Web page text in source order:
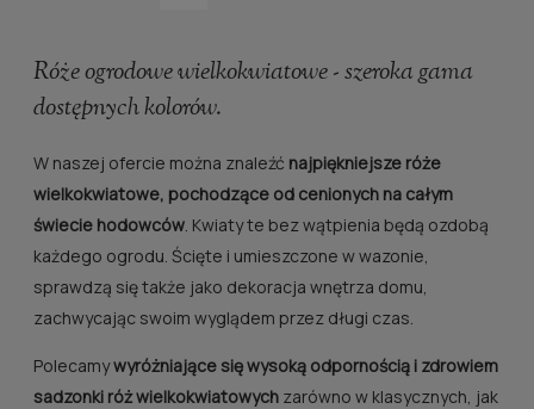
Róże ogrodowe wielkokwiatowe - szeroka gama
dostępnych kolorów.
W naszej ofercie można znaleźć najpiękniejsze róże
wielkokwiatowe, pochodzące od cenionych na całym
świecie hodowców. Kwiaty te bez wątpienia będą ozdobą
każdego ogrodu. Ścięte i umieszczone w wazonie,
sprawdzą się także jako dekoracja wnętrza domu,
zachwycając swoim wyglądem przez długi czas.
Polecamywyróżniające się wysoką odpornością i zdrowiem
sadzonki róż wielkokwiatowych zarówno w klasycznych, jak